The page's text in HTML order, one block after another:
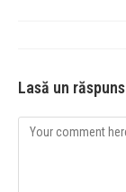
Lasă un răspuns